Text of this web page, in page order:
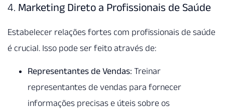
4. Marketing Direto a Profissionais de Saúde
Estabelecer relações fortes com profissionais de saúde
é crucial. Isso pode ser feito através de:
Representantes de Vendas: Treinar
representantes de vendas para fornecer
informações precisas e úteis sobre os